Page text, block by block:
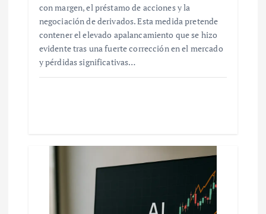
con margen, el préstamo de acciones y la
negociación de derivados. Esta medida pretende
contener el elevado apalancamiento que se hizo
evidente tras una fuerte corrección en el mercado
y pérdidas significativas…